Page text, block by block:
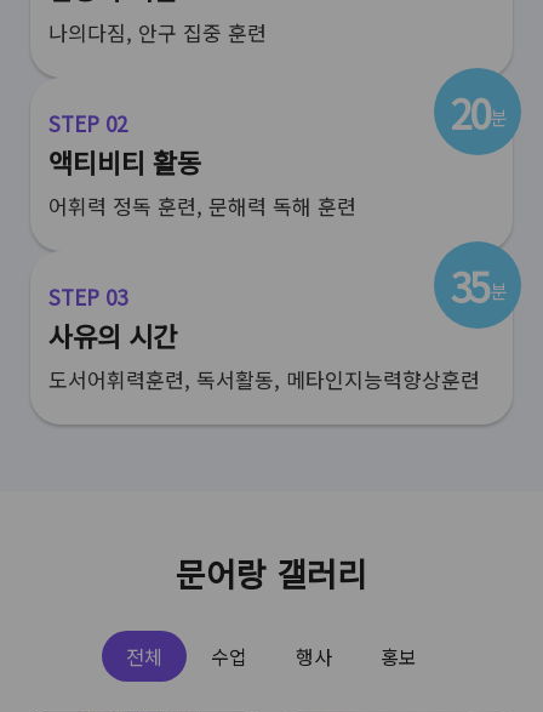
나의다짐, 안구 집중 훈련
STEP 02
액티비티 활동
어휘력 정독 훈련, 문해력 독해 훈련
20분
STEP 03
사유의 시간
도서어휘력훈련, 독서활동, 메타인지능력향상훈련
35분
문어랑 갤러리
전체 수업 행사 홍보